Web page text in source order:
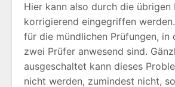
Hier kann also durch die übrigen
korrigierend eingegriffen
für die mündlichen Prüfungen, in
zwei Prüfer anwesend sind.
ausgeschaltet kann dieses
nicht werden, zumindest nicht,